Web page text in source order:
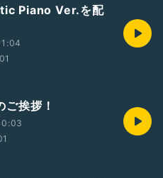
Piano Ver.を配
挨拶！